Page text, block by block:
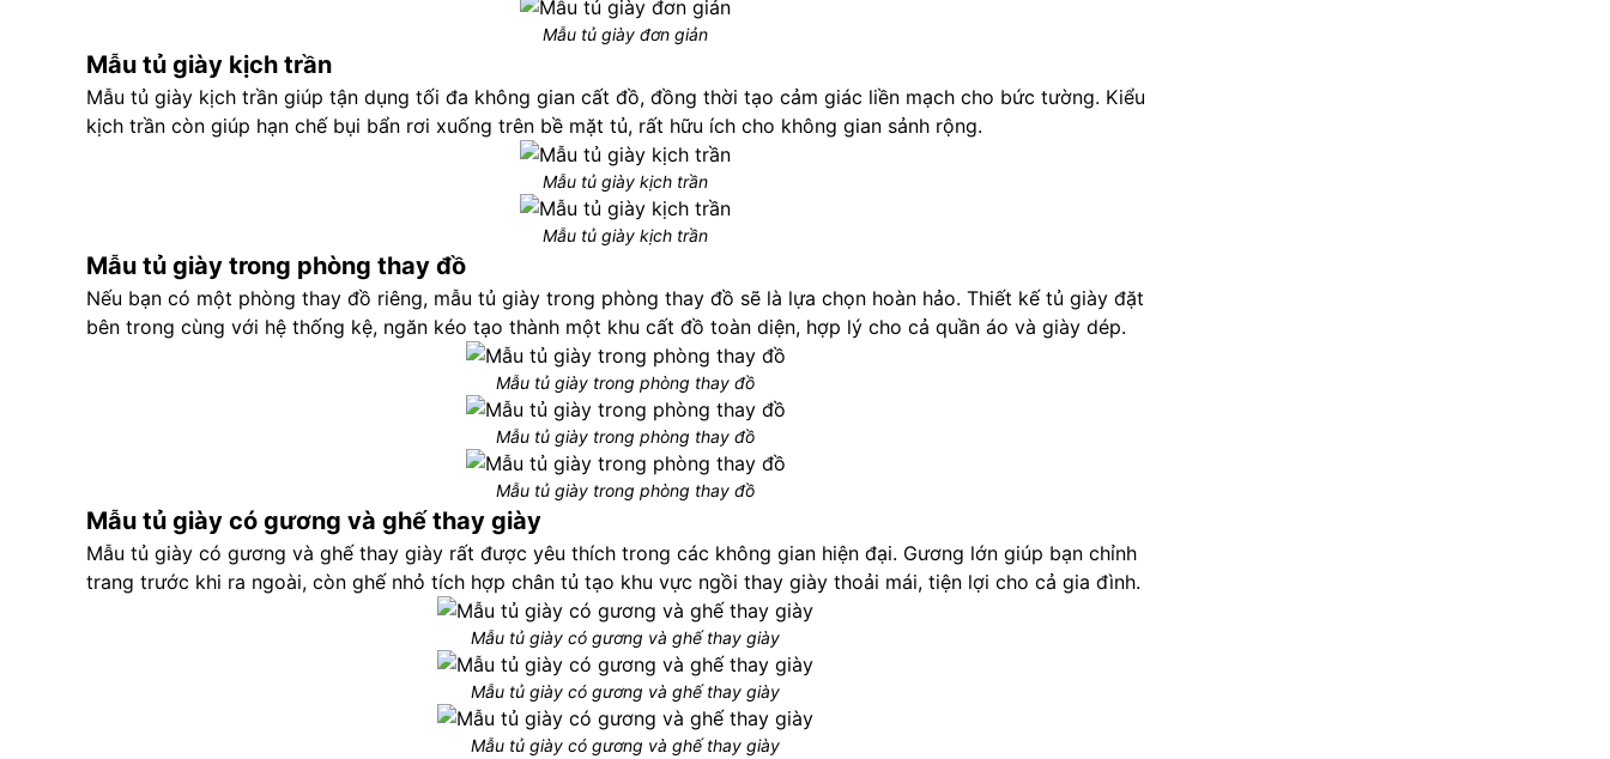
Mẫu tủ giày đơn giản
Mẫu tủ giày kịch trần
Mẫu tủ giày kịch trần giúp tận dụng tối đa không gian cất đồ, đồng thời tạo cảm giác liền mạch cho bức tường. Kiểu
kịch trần còn giúp hạn chế bụi bẩn rơi xuống trên bề mặt tủ, rất hữu ích cho không gian sảnh rộng.
Mẫu tủ giày kịch trần
Mẫu tủ giày kịch trần
Mẫu tủ giày trong phòng thay đồ
Nếu bạn có một phòng thay đồ riêng, mẫu tủ giày trong phòng thay đồ sẽ là lựa chọn hoàn hảo. Thiết kế tủ giày đặt
bên trong cùng với hệ thống kệ, ngăn kéo tạo thành một khu cất đồ toàn diện, hợp lý cho cả quần áo và giày dép.
Mẫu tủ giày trong phòng thay đồ
Mẫu tủ giày trong phòng thay đồ
Mẫu tủ giày trong phòng thay đồ
Mẫu tủ giày có gương và ghế thay giày
Mẫu tủ giày có gương và ghế thay giày rất được yêu thích trong các không gian hiện đại. Gương lớn giúp bạn chỉnh
trang trước khi ra ngoài, còn ghế nhỏ tích hợp chân tủ tạo khu vực ngồi thay giày thoải mái, tiện lợi cho cả gia đình.
Mẫu tủ giày có gương và ghế thay giày
Mẫu tủ giày có gương và ghế thay giày
Mẫu tủ giày có gương và ghế thay giày